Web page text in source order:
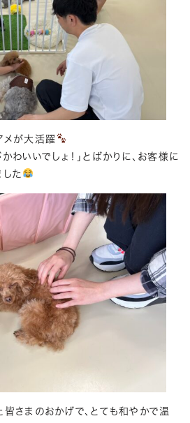
メが大活躍
わいいでしょ！」とばかりに、お客様に
した
さまのおかげで、とても和やかで温